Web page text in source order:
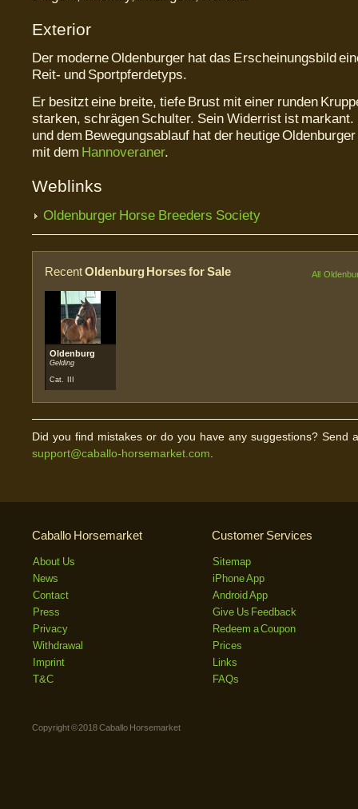
Exterior
Der moderne Oldenburger hat das Erscheinungsbild
Reit- und Sportpferdetyps.
Er besitzt eine breite, tiefe Brust mit einer runden
starken, schrägen Schulter. Sein Widerrist ist
und dem Bewegungsablauf hat der heutige
mit dem Hannoveraner.
Weblinks
Oldenburger Horse Breeders Society
RecentOldenburg Horses for Sale All
Oldenburg
Gelding
Cat. III
Did you find mistakes or do you have any suggestions? Send
support@caballo-horsemarket.com
Caballo Horsemarket
About Us
News
Contact
Press
Privacy
Withdrawal
Imprint
T&C
Customer Services
Sitemap
iPhone App
Android App
Give Us Feedback
Redeem a Coupon
Prices
Links
FAQs
Copyright © 2018 Caballo Horsemarket